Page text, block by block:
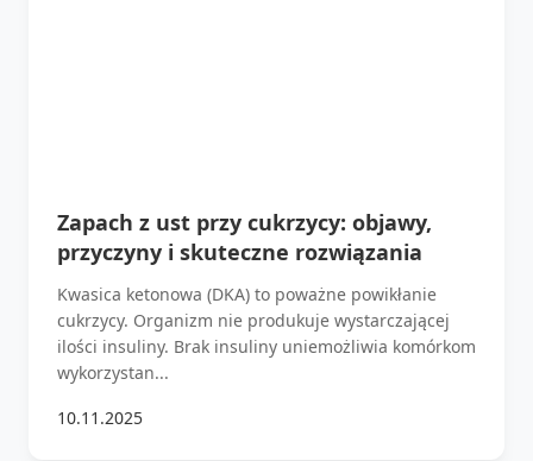
Zapach z ust przy cukrzycy: objawy,
przyczyny i skuteczne rozwiązania
Kwasica ketonowa (DKA) to poważne powikłanie
cukrzycy. Organizm nie produkuje wystarczającej
ilości insuliny. Brak insuliny uniemożliwia komórkom
wykorzystan...
10.11.2025